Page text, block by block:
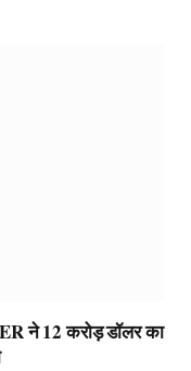
ने 12 करोड़ डॉलर का